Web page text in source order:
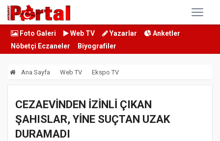
Foto Galeri Web TV Yazarlar
Anketler
Nöbetçi Eczaneler
Biyografiler
Ana Sayfa Web TV Ekspo TV
CEZAEVİNDEN İZİNLİ ÇIKAN
ŞAHISLAR, YİNE SUÇTAN UZAK
DURAMADI